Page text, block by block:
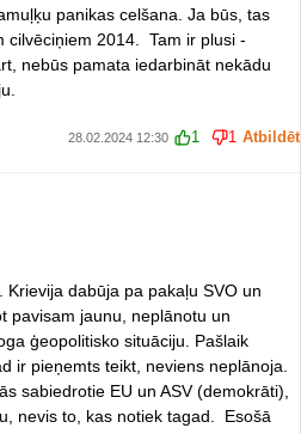
panikas celšana. Ja būs, tas
cilvēciņiem 2014. Tam ir plusi -
nebūs pamata iedarbināt nekādu
28.02.2024 12:30 1 1 Atbildēt
dabūja pa pakaļu SVO un
pavisam jaunu, neplānotu un
ģeopolitisko situāciju. Pašlaik
ir pieņemts teikt, neviens neplānoja.
sabiedrotie EU un ASV (demokrāti),
nevis to, kas notiek tagad. Esošā